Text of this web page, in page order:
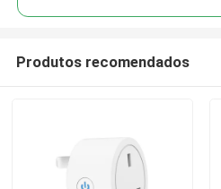
Produtos recomendados